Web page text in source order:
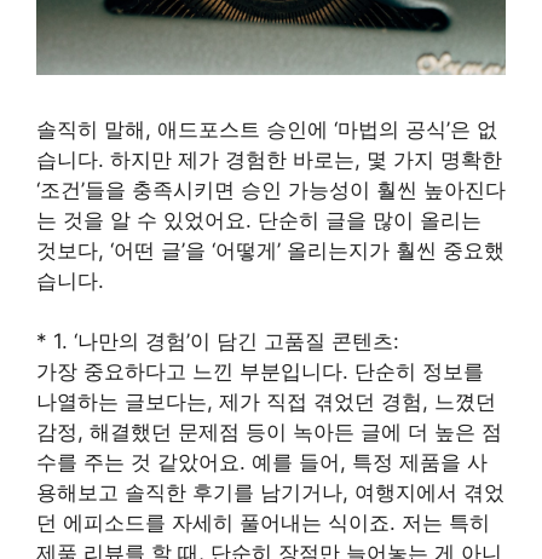
솔직히 말해, 애드포스트 승인에 ‘마법의 공식’은 없
습니다. 하지만 제가 경험한 바로는, 몇 가지 명확한
‘조건’들을 충족시키면 승인 가능성이 훨씬 높아진다
는 것을 알 수 있었어요. 단순히 글을 많이 올리는
것보다, ‘어떤 글’을 ‘어떻게’ 올리는지가 훨씬 중요했
습니다.
* 1. ‘나만의 경험’이 담긴 고품질 콘텐츠:
가장 중요하다고 느낀 부분입니다. 단순히 정보를
나열하는 글보다는, 제가 직접 겪었던 경험, 느꼈던
감정, 해결했던 문제점 등이 녹아든 글에 더 높은 점
수를 주는 것 같았어요. 예를 들어, 특정 제품을 사
용해보고 솔직한 후기를 남기거나, 여행지에서 겪었
던 에피소드를 자세히 풀어내는 식이죠. 저는 특히
제품 리뷰를 할 때, 단순히 장점만 늘어놓는 게 아니